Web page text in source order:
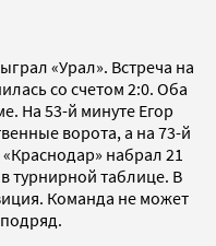
«Урал». Встреча на
со счетом 2:0. Оба
На 53-й минуте Егор
ворота, а на 73-й
набрал 21
турнирной таблице. В
Команда не может